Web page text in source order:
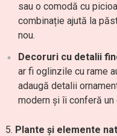
sau o comodă cu
combinație ajută la
nou.
Decoruri cu detalii
ar fi oglinzile cu rame
adaugă detalii
modern și îi conferă un
Plante și elemente